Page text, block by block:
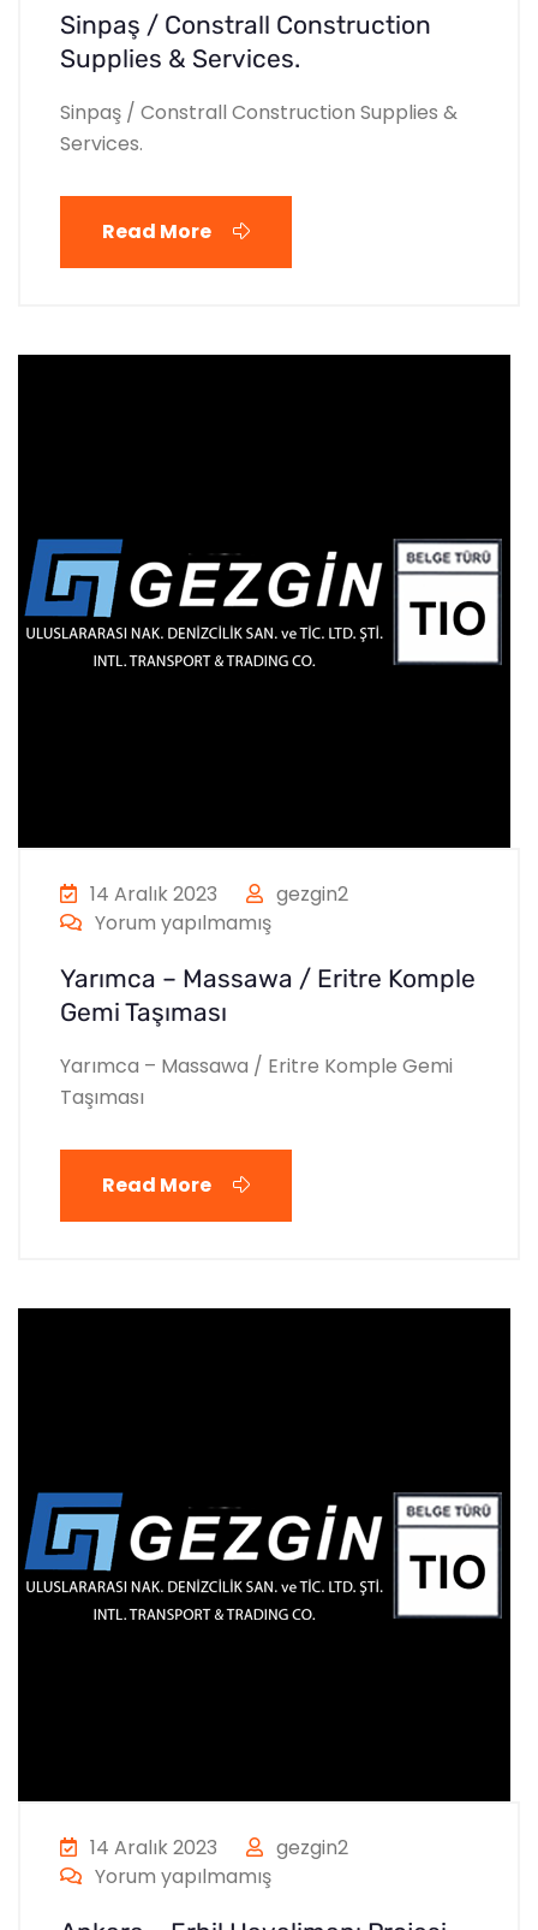
Sinpaş / Constrall Construction
Supplies & Services.
Sinpaş / Constrall Construction Supplies &
Services.
Read More
14 Aralık 2023
gezgin2
Yorum yapılmamış
Yarımca – Massawa / Eritre Komple
Gemi Taşıması
Yarımca – Massawa / Eritre Komple Gemi
Taşıması
Read More
14 Aralık 2023
gezgin2
Yorum yapılmamış